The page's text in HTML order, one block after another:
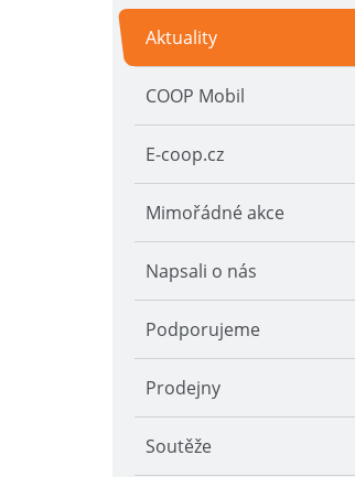
Aktuality
COOP Mobil
E-coop.cz
Mimořádné akce
Napsali o nás
Podporujeme
Prodejny
Soutěže